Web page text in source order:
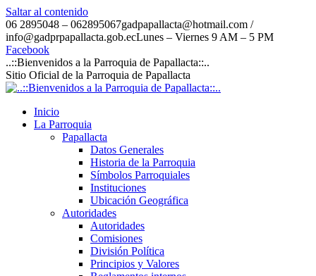
Saltar al contenido
06 2895048 – 062895067gadpapallacta@hotmail.com /
info@gadprpapallacta.gob.ecLunes – Viernes 9 AM – 5 PM
Facebook
..::Bienvenidos a la Parroquia de Papallacta::..
Sitio Oficial de la Parroquia de Papallacta
Inicio
La Parroquia
Papallacta
Datos Generales
Historia de la Parroquia
Símbolos Parroquiales
Instituciones
Ubicación Geográfica
Autoridades
Autoridades
Comisiones
División Política
Principios y Valores